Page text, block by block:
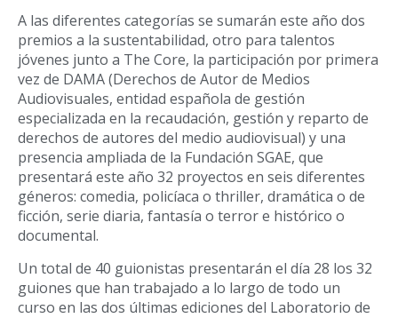
A las diferentes categorías se sumarán este año dos
premios a la sustentabilidad, otro para talentos
jóvenes junto a The Core, la participación por primera
vez de DAMA (Derechos de Autor de Medios
Audiovisuales, entidad española de gestión
especializada en la recaudación, gestión y reparto de
derechos de autores del medio audiovisual) y una
presencia ampliada de la Fundación SGAE, que
presentará este año 32 proyectos en seis diferentes
géneros: comedia, policíaca o thriller, dramática o de
ficción, serie diaria, fantasía o terror e histórico o
documental.
Un total de 40 guionistas presentarán el día 28 los 32
guiones que han trabajado a lo largo de todo un
curso en las dos últimas ediciones del Laboratorio de